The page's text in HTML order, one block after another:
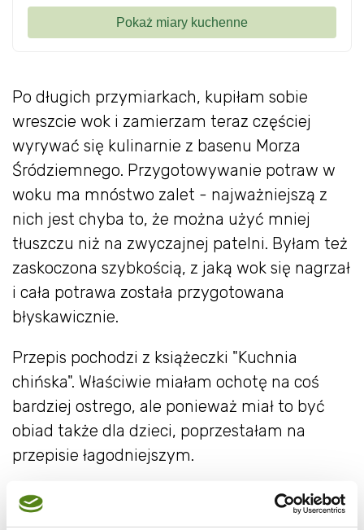
Po długich przymiarkach, kupiłam sobie
wreszcie wok i zamierzam teraz częściej
wyrywać się kulinarnie z basenu Morza
Śródziemnego. Przygotowywanie potraw w
woku ma mnóstwo zalet - najważniejszą z
nich jest chyba to, że można użyć mniej
tłuszczu niż na zwyczajnej patelni. Byłam też
zaskoczona szybkością, z jaką wok się nagrzał
i cała potrawa została przygotowana
błyskawicznie.
Przepis pochodzi z książeczki "Kuchnia
chińska". Właściwie miałam ochotę na coś
bardziej ostrego, ale ponieważ miał to być
obiad także dla dzieci, poprzestałam na
przepisie łagodniejszym.
Składniki: